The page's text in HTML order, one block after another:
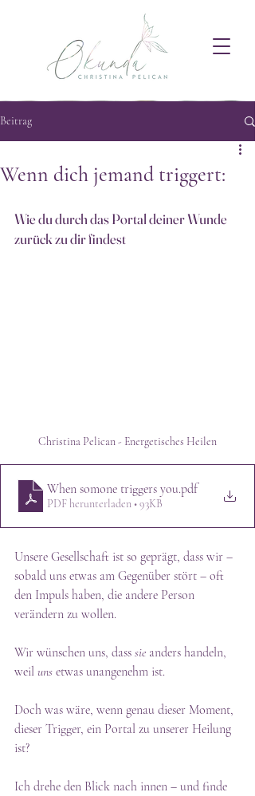
Beitrag
Wenn dich jemand triggert:
Wie du durch das Portal deiner Wunde
zurück zu dir findest
Christina Pelican - Energetisches Heilen
When somone triggers you.pdf
PDF herunterladen • 93KB
Unsere Gesellschaft ist so geprägt, dass wir –
sobald uns etwas am Gegenüber stört – oft
den Impuls haben, die andere Person
verändern zu wollen.
Wir wünschen uns, dass sie anders handeln,
weil uns etwas unangenehm ist.
Doch was wäre, wenn genau dieser Moment,
dieser Trigger, ein Portal zu unserer Heilung
ist?
Ich drehe den Blick nach innen – und finde